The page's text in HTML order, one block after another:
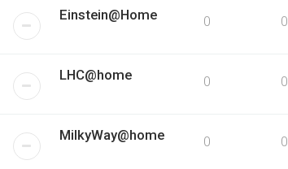
Einstein@Home 0 0
LHC@home 0 0
MilkyWay@home 0 0